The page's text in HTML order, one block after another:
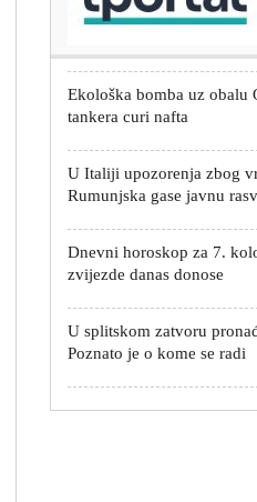
tankera curi nafta
U Italiji upozorenja zbog
Rumunjska gase javnu
Dnevni horoskop za 7.
zvijezde danas donose
U splitskom zatvoru
Poznato je o kome se radi
Trump priznao: 'Rat s
imamo problem s oružjem'